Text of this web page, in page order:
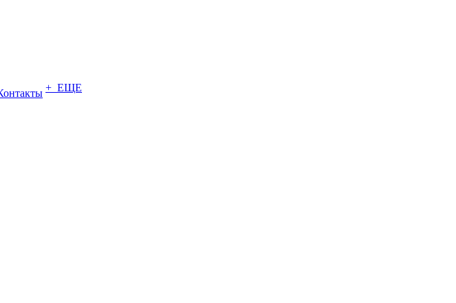
+ ЕЩЕ